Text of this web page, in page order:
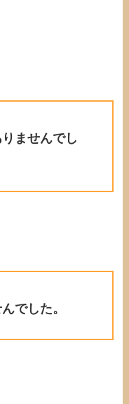
ませんでし
でした。